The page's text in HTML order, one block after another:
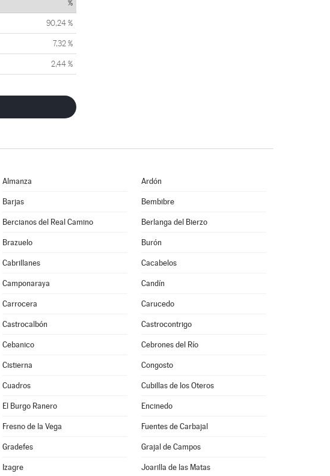
%
90,24 %
7,32 %
2,44 %
Almanza Ardón
Barjas Bembibre
Bercianos del Real Camino Berlanga del Bierzo
Brazuelo Burón
Cabrillanes Cacabelos
Camponaraya Candín
Carrocera Carucedo
Castrocalbón Castrocontrigo
Cebanico Cebrones del Río
Cistierna Congosto
Cuadros Cubillas de los Oteros
El Burgo Ranero Encinedo
Fresno de la Vega Fuentes de Carbajal
Gradefes Grajal de Campos
Izagre Joarilla de las Matas